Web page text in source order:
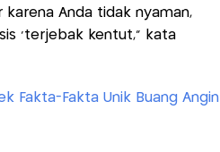
Anda tidak nyaman,
'terjebak kentut,” kata
Fakta-Fakta Unik Buang Angin